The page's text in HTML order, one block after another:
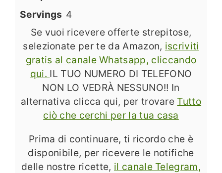
Servings 4
Se vuoi ricevere offerte strepitose,
selezionate per te da Amazon, iscriviti
gratis al canale Whatsapp, cliccando
qui. IL TUO NUMERO DI TELEFONO
NON LO VEDRÀ NESSUNO!! In
alternativa clicca qui, per trovare Tutto
ciò che cerchi per la tua casa
Prima di continuare, ti ricordo che è
disponibile, per ricevere le notifiche
delle nostre ricette, il canale Telegram,